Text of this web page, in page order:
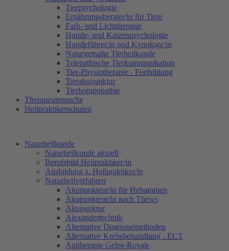
Tierpsychologie
Ernährungsberater/in für Tiere
Farb- und Lichttherapie
Hunde- und Katzenpsychologie
Hundeführer/in und Kynologe/in
Naturgemäße Tierheilkunde
Telepathische Tierkommunikation
Tier-Physiotherapie - Fortbildung
Tierakupunktur
Tierhomöopathie
Therapeutensuche
Heilpraktikerschulen
Naturheilkunde
Naturheilkunde aktuell
Berufsbild Heilpraktiker/in
Ausbildung z. Heilpraktiker/in
Naturheilverfahren
Akupunkteur/in für Hebammen
Akupunkteur/in nach Thews
Akupunktur
Alexandertechnik
Alternative Diagnosemethoden
Alternative Krebsbehandlung - ECT
Apitherapie Gelee-Royale